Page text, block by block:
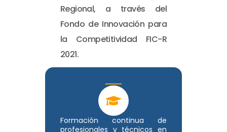
Formación continua de
profesionales y técnicos en
Regional, a través del
Fondo de Innovación para
la Competitividad FIC-R
2021.